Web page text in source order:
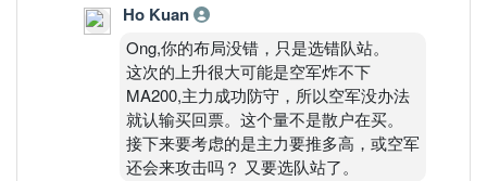
Ho Kuan
Ong,你的布局没错，只是选错队站。
这次的上升很大可能是空军炸不下
MA200,主力成功防守，所以空军没办法
就认输买回票。这个量不是散户在买。
接下来要考虑的是主力要推多高，或空军
还会来攻击吗？ 又要选队站了。